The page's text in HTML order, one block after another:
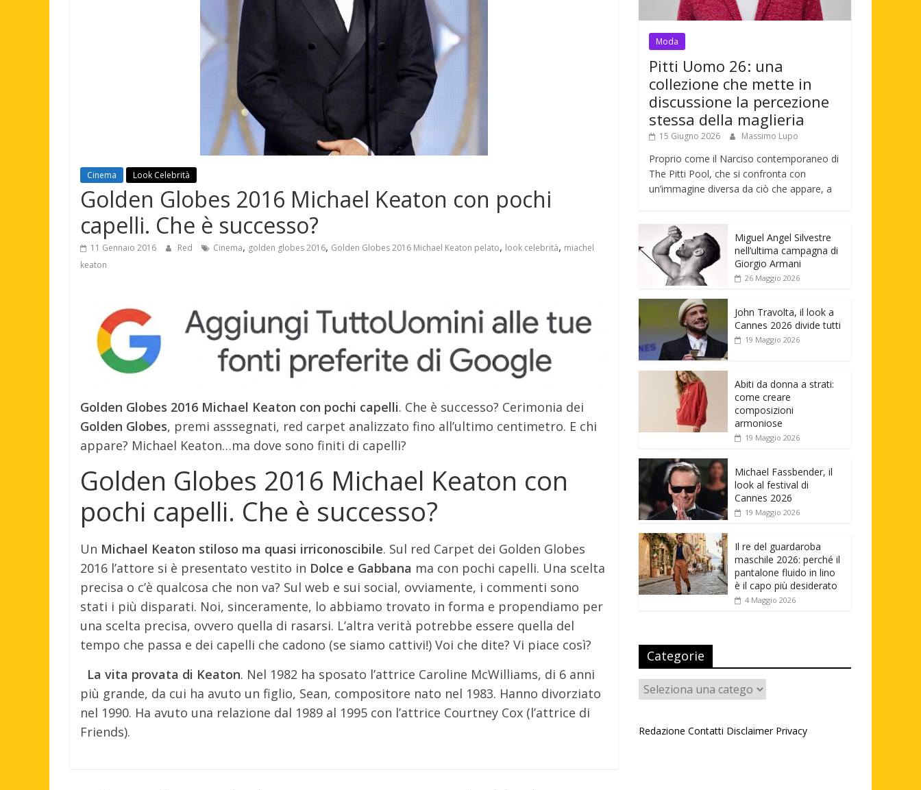
Cinema Look Celebrità
Golden Globes 2016 Michael Keaton con pochi
capelli. Che è successo?
11 Gennaio 2016 Red Cinema, golden globes 2016, Golden Globes 2016 Michael Keaton pelato, look celebrità, miachel
keaton
Golden Globes 2016 Michael Keaton con pochi capelli. Che è successo? Cerimonia dei
Golden Globes, premi asssegnati, red carpet analizzato fino all’ultimo centimetro. E chi
appare? Michael Keaton…ma dove sono finiti di capelli?
Golden Globes 2016 Michael Keaton con
pochi capelli. Che è successo?
Un Michael Keaton stiloso ma quasi irriconoscibile. Sul red Carpet dei Golden Globes
2016 l’attore si è presentato vestito in Dolce e Gabbana ma con pochi capelli. Una scelta
precisa o c’è qualcosa che non va? Sul web e sui social, ovviamente, i commenti sono
stati i più disparati. Noi, sinceramente, lo abbiamo trovato in forma e propendiamo per
una scelta precisa, ovvero quella di rasarsi. L’altra verità potrebbe essere quella del
tempo che passa e dei capelli che cadono (se siamo cattivi!) Voi che dite? Vi piace così?
La vita provata di Keaton. Nel 1982 ha sposato l’attrice Caroline McWilliams, di 6 anni
più grande, da cui ha avuto un figlio, Sean, compositore nato nel 1983. Hanno divorziato
nel 1990. Ha avuto una relazione dal 1989 al 1995 con l’attrice Courtney Cox (l’attrice di
Friends).
Moda
Pitti Uomo 26: una
collezione che mette in
discussione la percezione
stessa della maglieria
15 Giugno 2026 Massimo Lupo
Proprio come il Narciso contemporaneo di
The Pitti Pool, che si confronta con
un’immagine diversa da ciò che appare, a
Miguel Angel Silvestre
nell’ultima campagna di
Giorgio Armani
26 Maggio 2026
John Travolta, il look a
Cannes 2026 divide tutti
19 Maggio 2026
Abiti da donna a strati:
come creare
composizioni
armoniose
19 Maggio 2026
Michael Fassbender, il
look al festival di
Cannes 2026
19 Maggio 2026
Il re del guardaroba
maschile 2026: perché il
pantalone fluido in lino
è il capo più desiderato
4 Maggio 2026
Categorie
Categorie
Redazione Contatti Disclaimer Privacy